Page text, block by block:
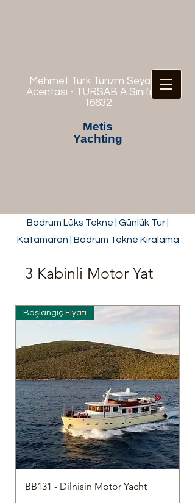
Mehmet Türk Turizm Seyahat
Acentası - TÜRSAB A Sınıfı No:
16632
Metis
Yachting
Bodrum Lüks Tekne | Günlük Tur |
Katamaran | Bodrum Tekne Kiralama
3 Kabinli Motor Yat
Başlangıç Fiyatı
BB131 - Dilnisin Motor Yacht